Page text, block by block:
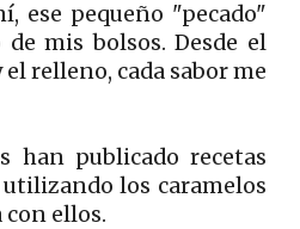
ese pequeño "pecado"
mis bolsos. Desde el
relleno, cada sabor me
han publicado recetas
los caramelos
con ellos.